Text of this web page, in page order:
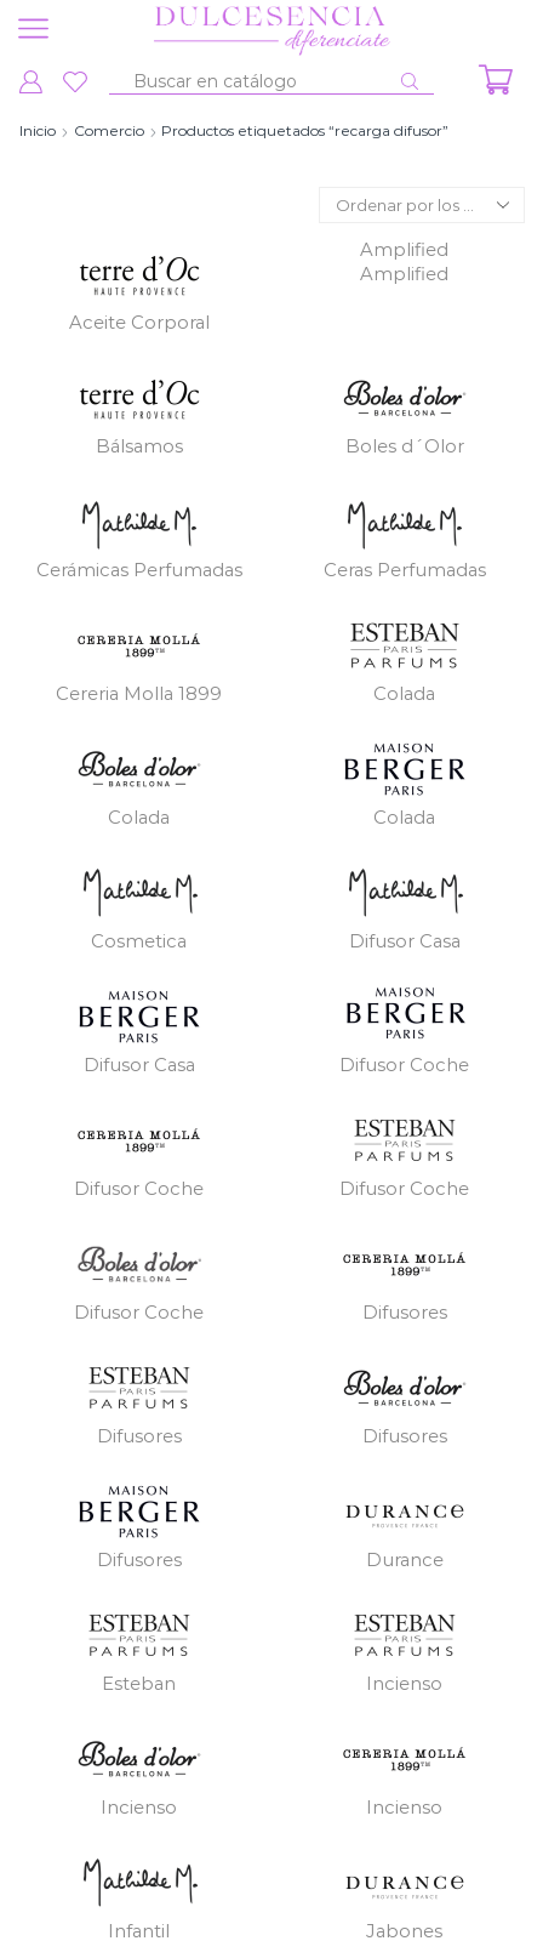
Entrada
búsqueda
Inicio Comercio Productos etiquetados “recarga difusor”
Aceite Corporal
Amplified
Amplified
Bálsamos Boles d´Olor
Cerámicas Perfumadas Ceras Perfumadas
Cereria Molla 1899 Colada
Colada Colada
Cosmetica Difusor Casa
Difusor Casa Difusor Coche
Difusor Coche Difusor Coche
Difusor Coche Difusores
Difusores Difusores
Difusores Durance
Esteban Incienso
Incienso Incienso
Infantil Jabones